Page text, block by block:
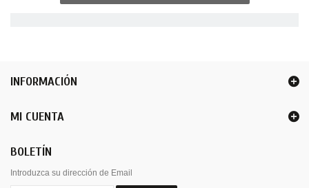
INFORMACIÓN
MI CUENTA
BOLETÍN
Introduzca su dirección de Email